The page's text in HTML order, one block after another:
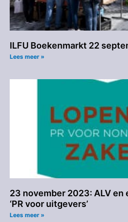
ILFU Boekenmarkt 22
Lees meer »
23 november 2023: ALV
‘PR voor uitgevers’
Lees meer »